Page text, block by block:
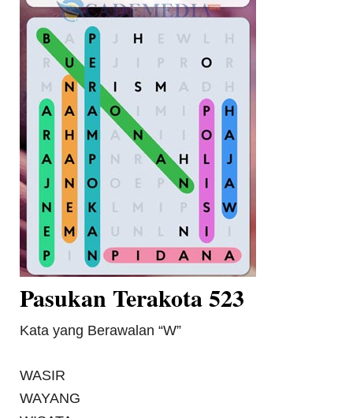
Pasukan Terakota 523
Kata yang Berawalan “W”
WASIR
WAYANG